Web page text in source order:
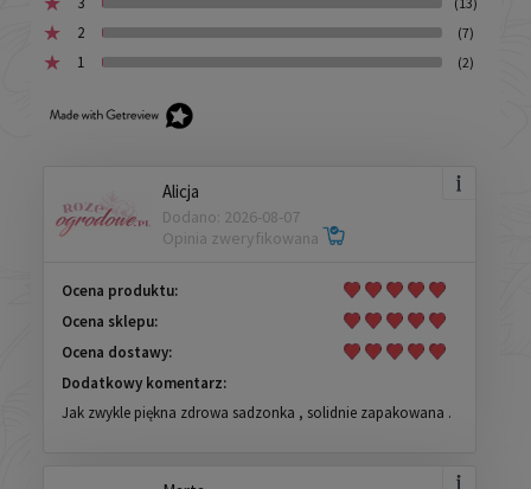
2 (7)
1 (2)
Alicja
Dodano: 2026-08-07
Opinia zweryfikowana
Ocena produktu:
Ocena sklepu:
Ocena dostawy:
Dodatkowy komentarz:
Jak zwykle piękna zdrowa sadzonka , solidnie zapakowana .